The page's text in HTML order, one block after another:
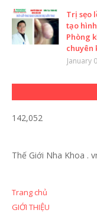
Trị sẹo
tạo
Phòng
chuyên
January
142,052
Thế Giới Nha Khoa .
Trang chủ
GIỚI THIỆU